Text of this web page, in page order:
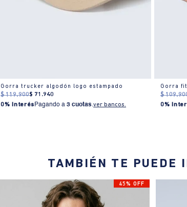
Gorra trucker algodón logo estampado
$ 119.900$ 71 .940
0% Interés Pagando a3 cuotas.ver bancos.
Gorra
$ 109.
0%
TAMBIÉN TE PUEDE
45% OFF